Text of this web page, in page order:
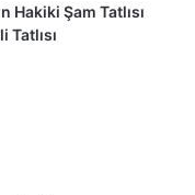
Hakiki Şam Tatlısı
Tatlısı